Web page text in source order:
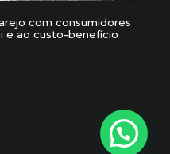
com consumidores
e ao custo-benefício